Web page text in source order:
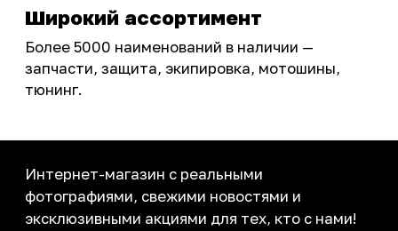
Акции
Инструмент и оборудование
Подобрать запчасти
Доставка
Самовывоз
Оплата
ПОКУПАТЕЛЮ